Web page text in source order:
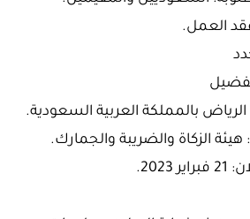
العمل.
بالمملكة العربية السعودية.
الزكاة والضريبة والجمارك.